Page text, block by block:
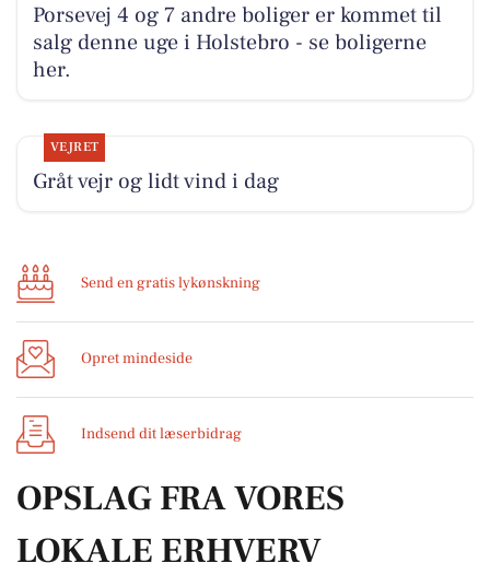
Porsevej 4 og 7 andre boliger er kommet til
salg denne uge i Holstebro - se boligerne
her.
VEJRET
Gråt vejr og lidt vind i dag
Send en gratis lykønskning
Opret mindeside
Indsend dit læserbidrag
OPSLAG FRA VORES
LOKALE ERHVERV